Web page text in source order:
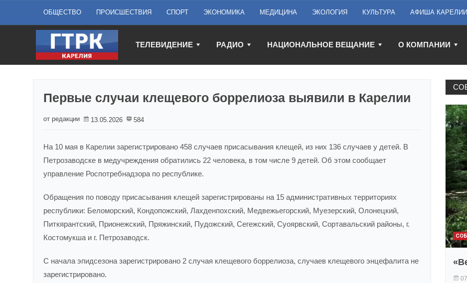
ОБЩЕСТВО ПРОИСШЕСТВИЯ СПОРТ ЭКОНОМИКА МЕДИЦИНА ЭКОЛОГИЯ КУЛЬТУРА АФИША КАРЕЛИИ
ТЕЛЕВИДЕНИЕ РАДИО НАЦИОНАЛЬНОЕ ВЕЩАНИЕ О КОМПАНИИ
Первые случаи клещевого боррелиоза выявили в Карелии
от редакции 13.05.2026 584
На 10 мая в Карелии зарегистрировано 458 случаев присасывания клещей, из них 136 случаев у детей. В
Петрозаводске в медучреждения обратились 22 человека, в том числе 9 детей. Об этом сообщает
управление Роспотребнадзора по республике.
Обращения по поводу присасывания клещей зарегистрированы на 15 административных территориях
республики: Беломорский, Кондопожский, Лахденпохский, Медвежьегорский, Муезерский, Олонецкий,
Питкярантский, Прионежский, Пряжинский, Пудожский, Сегежский, Суоярвский, Сортавальский районы, г.
Костомукша и г. Петрозаводск.
С начала эпидсезона зарегистрировано 2 случая клещевого боррелиоза, случаев клещевого энцефалита не
зарегистрировано.